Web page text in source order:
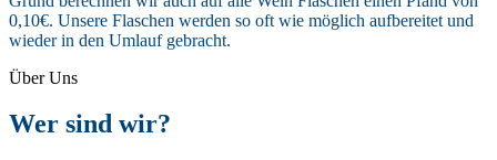
0,10€. Unsere Flaschen werden so oft wie möglich aufbereitet und
wieder in den Umlauf gebracht.
Über Uns
Wer sind wir?